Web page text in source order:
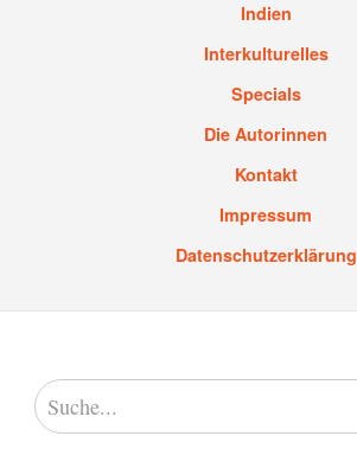
Indien
Interkulturelles
Specials
Die Autorinnen
Kontakt
Impressum
Datenschutzerklärung